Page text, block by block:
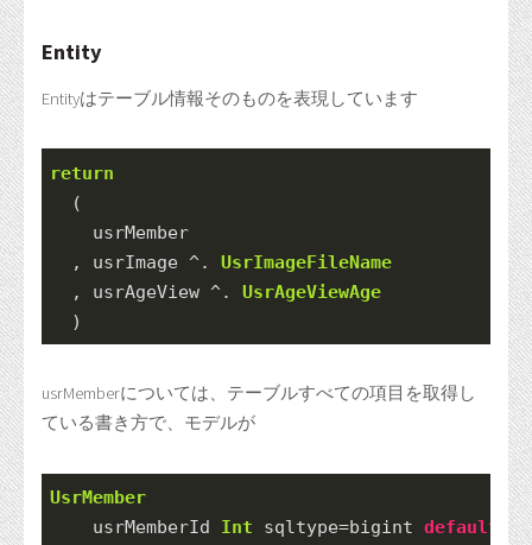
Entity
Entityはテーブル情報そのものを表現しています
return
  (
    usrMember
  , usrImage
^.
UsrImageFileName
  , usrAgeView
^.
UsrAgeViewAge
  )
usrMemberについては、テーブルすべての項目を取得し
ている書き方で、モデルが
UsrMember
    usrMemberId
Int sqltype=bigint default =